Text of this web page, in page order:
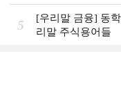
5
[우리말 금융] 동
리말 주식용어들